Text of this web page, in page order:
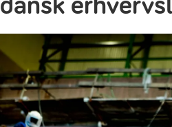
dansk